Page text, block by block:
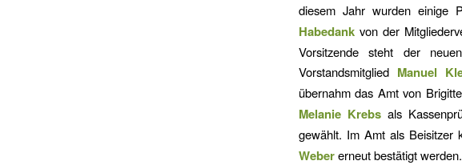
diesem Jahr wurden einige
Habedank von der
Vorsitzende steht der
Vorstandsmitglied Manuel
übernahm das Amt von
Melanie Krebsals
gewählt. Im Amt als Beisitzer
Webererneut bestätigt werden.